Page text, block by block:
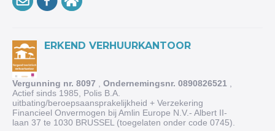
ERKEND VERHUURKANTOOR
Vergunning nr. 8097 , Ondernemingsnr. 0890826521 ,
Actief sinds 1985, Polis B.A.
uitbating/beroepsaansprakelijkheid + Verzekering
Financieel Onvermogen bij Amlin Europe N.V.- Albert II-
laan 37 te 1030 BRUSSEL (toegelaten onder code 0745).